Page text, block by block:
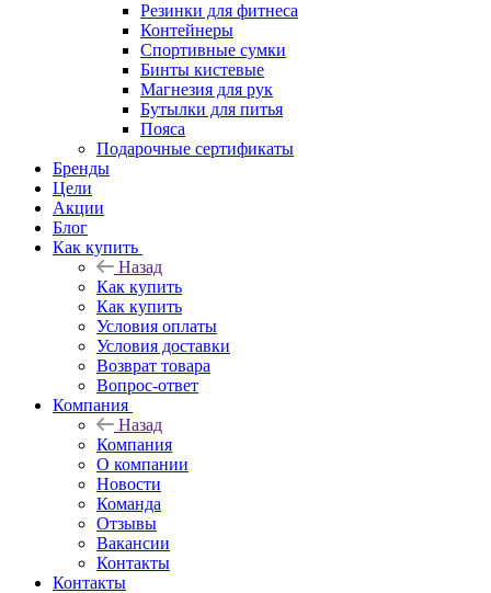
Резинки для фитнеса
Контейнеры
Спортивные сумки
Бинты кистевые
Магнезия для рук
Бутылки для питья
Пояса
Подарочные сертификаты
Бренды
Цели
Акции
Блог
Как купить
Назад
Как купить
Как купить
Условия оплаты
Условия доставки
Возврат товара
Вопрос-ответ
Компания
Назад
Компания
О компании
Новости
Команда
Отзывы
Вакансии
Контакты
Контакты